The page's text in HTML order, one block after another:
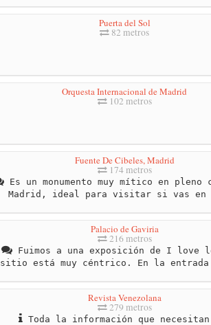
Puerta del Sol
82 metros
Orquesta Internacional de Madrid
102 metros
Fuente De Cibeles, Madrid
174 metros
Es un monumento muy mítico en pleno
Madrid, ideal para visitar si vas
Palacio de Gaviria
216 metros
Fuimos a una exposición de I love
sitio está muy céntrico. En la
Revista Venezolana
279 metros
Toda la información que